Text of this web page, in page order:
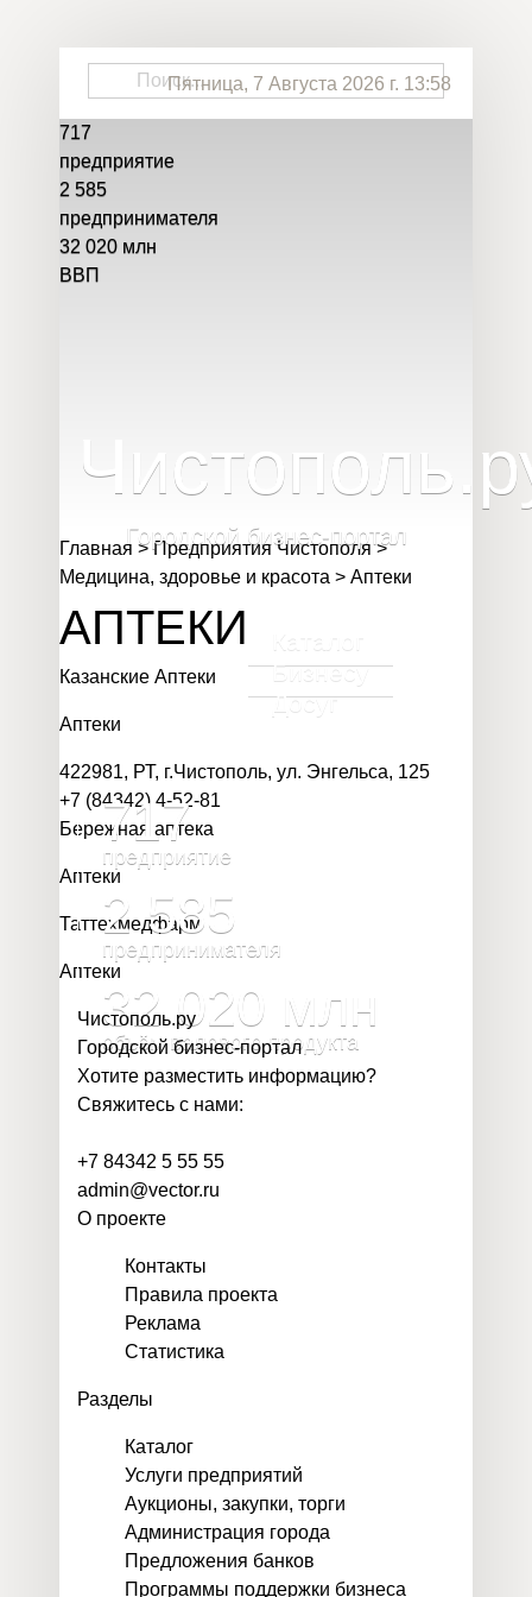
Пятница, 7 Августа 2026 г. 13:58
717
предприятие
2 585
предпринимателя
32 020 млн
ВВП
Чистополь
Городской бизнес-портал
Каталог
Бизнесу
Досуг
717
предприятие
2 585
предпринимателя
32 020 млн
объём валового продукта
Главная > Предприятия Чистополя >
Медицина, здоровье и красота > Аптеки
АПТЕКИ
Казанские Аптеки
Аптеки
422981, РТ, г.Чистополь, ул. Энгельса, 125
+7 (84342) 4-52-81
Бережная аптека
Аптеки
Таттехмедфарм
Аптеки
Чистополь.ру
Городской бизнес-портал
Хотите разместить информацию?
Свяжитесь с нами:
+7 84342 5 55 55
admin@vector.ru
О проекте
Контакты
Правила проекта
Реклама
Статистика
Разделы
Каталог
Услуги предприятий
Аукционы, закупки, торги
Администрация города
Предложения банков
Программы поддержки бизнеса